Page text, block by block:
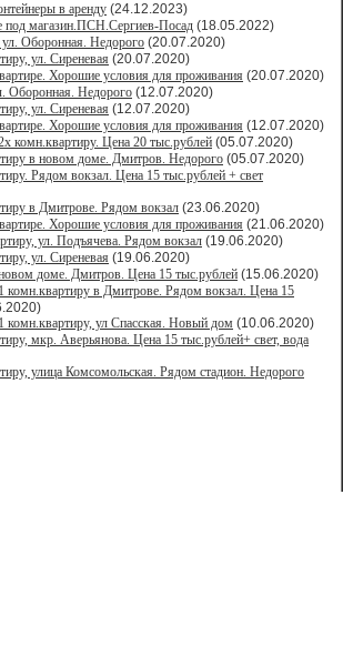
в аренду (24.12.2023)
магазин.ПСН.Сергиев-Посад (18.05.2022)
Оборонная. Недорого (20.07.2020)
ул. Сиреневая (20.07.2020)
Хорошие условия для проживания (20.07.2020)
Оборонная. Недорого (12.07.2020)
ул. Сиреневая (12.07.2020)
Хорошие условия для проживания (12.07.2020)
комн.квартиру. Цена 20 тыс.рублей (05.07.2020)
в новом доме. Дмитров. Недорого (05.07.2020)
Рядом вокзал. Цена 15 тыс.рублей + свет
в Дмитрове. Рядом вокзал (23.06.2020)
Хорошие условия для проживания (21.06.2020)
ул. Подъячева. Рядом вокзал (19.06.2020)
ул. Сиреневая (19.06.2020)
доме. Дмитров. Цена 15 тыс.рублей (15.06.2020)
комн.квартиру в Дмитрове. Рядом вокзал. Цена 15
ул Спасская. Новый дом (10.06.2020)
мкр. Аверьянова. Цена 15 тыс.рублей+ свет, вода
улица Комсомольская. Рядом стадион. Недорого